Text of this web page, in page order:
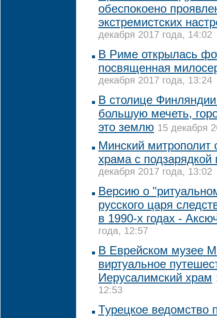
обеспокоено
экстремистских
декабря 2017 года, 14:02
В Риме открылась
посвященная
декабря 2017 года, 13:24
В столице
большую мечеть,
это землю 15 декабря
Минский митрополит
храма с
декабря 2017 года, 13:02
Версию о
русского царя
в 1990-х годах -
года, 12:57
В Еврейском музее
виртуальное
Иерусалимский храм
12:53
Турецкое ведомство